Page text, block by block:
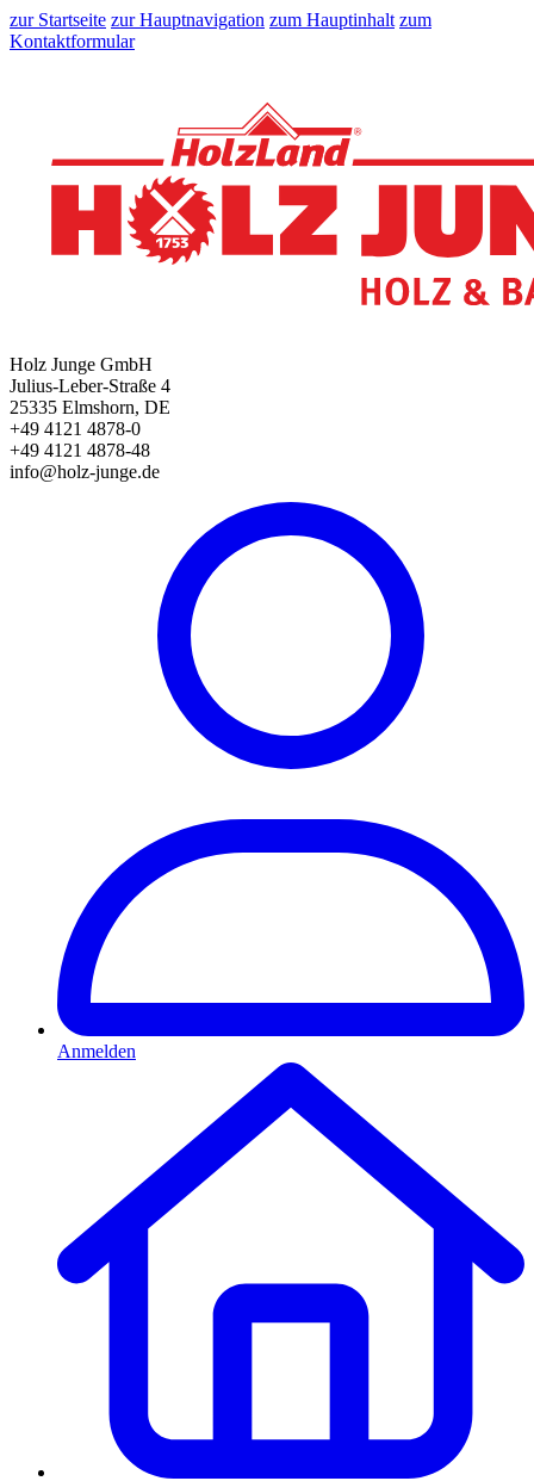
zur Startseite zur Hauptnavigation zum Hauptinhalt zum
Kontaktformular
Holz Junge GmbH
Julius-Leber-Straße 4
25335 Elmshorn, DE
+49 4121 4878-0
+49 4121 4878-48
info@holz-junge.de
Anmelden